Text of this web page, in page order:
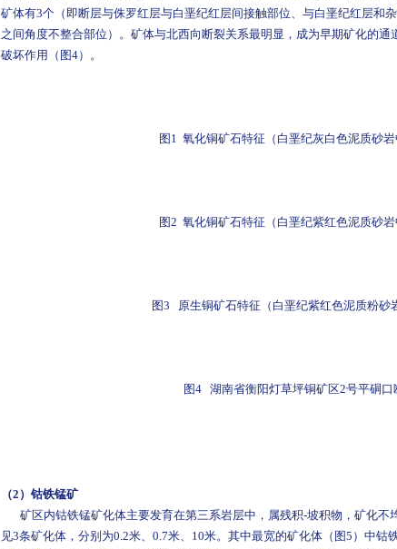
矿体有3个（即断层与侏罗红层与白垩纪红层间接触部位、与白垩纪红层和
之间角度不整合部位）。矿体与北西向断裂关系最明显，成为早期矿化的
破坏作用（图4）。
图1 氧化铜矿石特征（白垩纪灰白色泥质砂岩
图2 氧化铜矿石特征（白垩纪紫红色泥质砂岩
图3 原生铜矿石特征（白垩纪紫红色泥质粉砂
图4 湖南省衡阳灯草坪铜矿区2号平硐口
（2）钴铁锰矿
矿区内钴铁锰矿化体主要发育在第三系岩层中，属残积-坡积物，矿化不
见3条矿化体，分别为0.2米、0.7米、10米。其中最宽的矿化体（图5）中钴